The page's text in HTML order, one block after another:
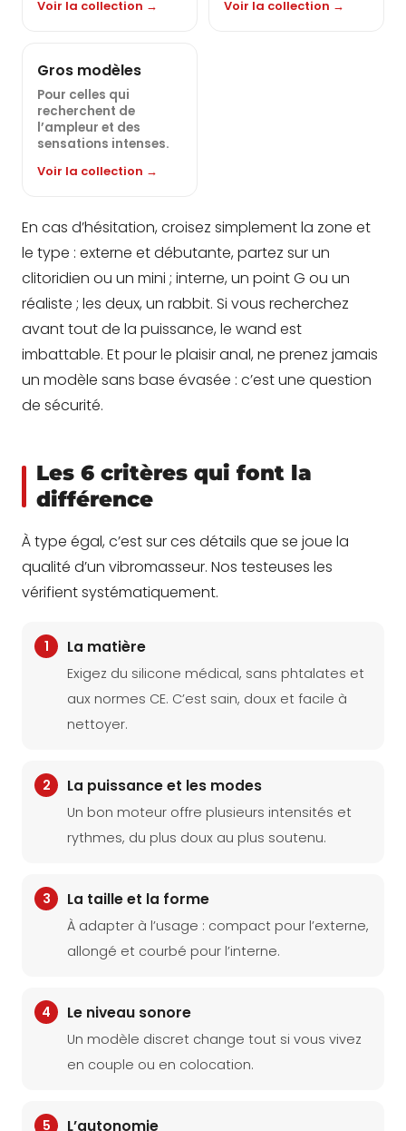
Voir la collection → Voir la collection →
Gros modèles
Pour celles qui
recherchent de
l’ampleur et des
sensations intenses.
Voir la collection →
En cas d’hésitation, croisez simplement la zone et
le type : externe et débutante, partez sur un
clitoridien ou un mini ; interne, un point G ou un
réaliste ; les deux, un rabbit. Si vous recherchez
avant tout de la puissance, le wand est
imbattable. Et pour le plaisir anal, ne prenez jamais
un modèle sans base évasée : c’est une question
de sécurité.
Les 6 critères qui font la
différence
À type égal, c’est sur ces détails que se joue la
qualité d’un vibromasseur. Nos testeuses les
vérifient systématiquement.
1 La matière
Exigez du silicone médical, sans phtalates et
aux normes CE. C’est sain, doux et facile à
nettoyer.
2 La puissance et les modes
Un bon moteur offre plusieurs intensités et
rythmes, du plus doux au plus soutenu.
3 La taille et la forme
À adapter à l’usage : compact pour l’externe,
allongé et courbé pour l’interne.
4 Le niveau sonore
Un modèle discret change tout si vous vivez
en couple ou en colocation.
5 L’autonomie